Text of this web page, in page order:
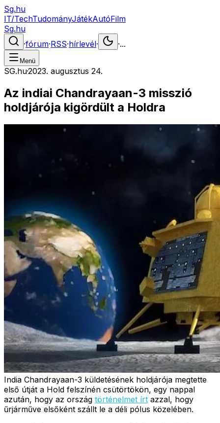
Sg.hu
IT/TechTudományJátékAutóFilm
Sg.hu
·fórum·RSS·hírlevél· ·...
Menü
SG.hu·2023. augusztus 24.
Az indiai Chandrayaan-3 misszió
holdjárója kigördült a Holdra
India Chandrayaan-3 küldetésének holdjárója megtette
első útját a Hold felszínén csütörtökön, egy nappal
azután, hogy az ország történelmet írt azzal, hogy
űrjárműve elsőként szállt le a déli pólus közelében.